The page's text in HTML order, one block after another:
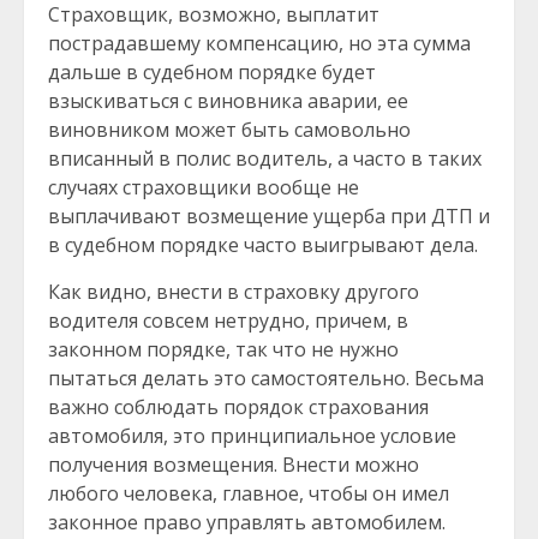
Страховщик, возможно, выплатит
пострадавшему компенсацию, но эта сумма
дальше в судебном порядке будет
взыскиваться с виновника аварии, ее
виновником может быть самовольно
вписанный в полис водитель, а часто в таких
случаях страховщики вообще не
выплачивают возмещение ущерба при ДТП и
в судебном порядке часто выигрывают дела.
Как видно, внести в страховку другого
водителя совсем нетрудно, причем, в
законном порядке, так что не нужно
пытаться делать это самостоятельно. Весьма
важно соблюдать порядок страхования
автомобиля, это принципиальное условие
получения возмещения. Внести можно
любого человека, главное, чтобы он имел
законное право управлять автомобилем.